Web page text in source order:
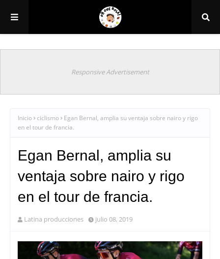
Responsive Advertisement
Inicio ciclismo
Egan Bernal, amplia su ventaja sobre nairo y rigo
en el tour de francia.
Egan Bernal, amplia su
ventaja sobre nairo y rigo
en el tour de francia.
Latina producciones julio 08, 2019